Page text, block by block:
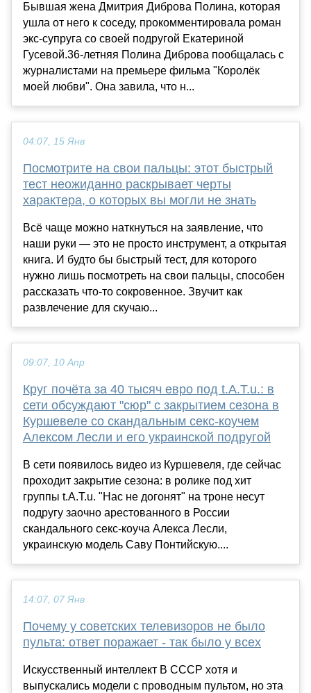
Бывшая жена Дмитрия Диброва Полина, которая
ушла от него к соседу, прокомментировала роман
экс-супруга со своей подругой Екатериной
Гусевой.36-летняя Полина Диброва пообщалась с
журналистами на премьере фильма "Королёк
моей любви". Она завила, что н...
04:07, 15 Янв
Посмотрите на свои пальцы: этот быстрый
тест неожиданно раскрывает черты
характера, о которых вы могли не знать
Всё чаще можно наткнуться на заявление, что
наши руки — это не просто инструмент, а открытая
книга. И будто бы быстрый тест, для которого
нужно лишь посмотреть на свои пальцы, способен
рассказать что-то сокровенное. Звучит как
развлечение для скучаю...
09:07, 10 Апр
Круг почёта за 40 тысяч евро под t.A.T.u.: в
сети обсуждают "сюр" с закрытием сезона в
Куршевеле со скандальным секс-коучем
Алексом Лесли и его украинской подругой
В сети появилось видео из Куршевеля, где сейчас
проходит закрытие сезона: в ролике под хит
группы t.A.T.u. "Нас не догонят" на троне несут
подругу заочно арестованного в России
скандального секс-коуча Алекса Лесли,
украинскую модель Саву Понтийскую....
14:07, 07 Янв
Почему у советских телевизоров не было
пульта: ответ поражает - так было у всех
Искусственный интеллект В СССР хотя и
выпускались модели с проводным пультом, но эта